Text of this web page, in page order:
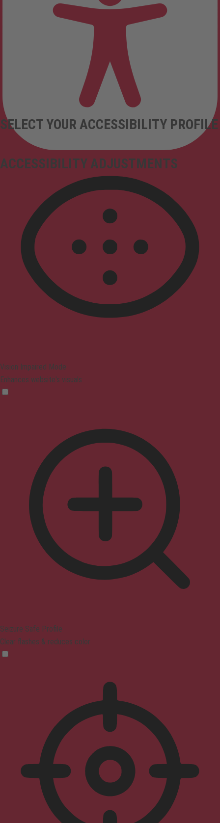
ACCESSIBILITY ADJUSTMENTS
SELECT YOUR ACCESSIBILITY PROFILE
Vision Impaired Mode
Enhances website's visuals
Seizure Safe Profile
Clear flashes & reduces color